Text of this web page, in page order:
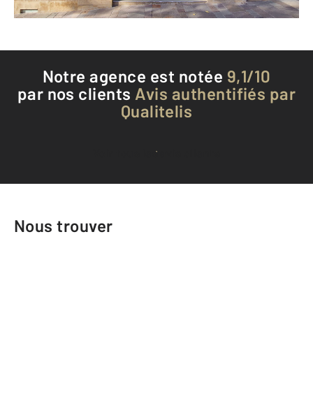
Téléphoner à l'agence
Notre agence est notée 9,1/10
par nos clients Avis authentifiés par
Qualitelis
Voir tous les avis clients
Nous trouver